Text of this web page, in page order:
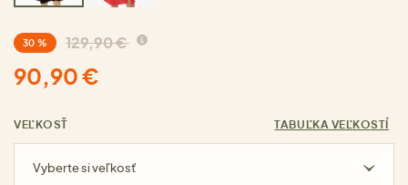
30 % 129,90 €
90,90 €
VEĽKOSŤ TABUĽKA VEĽKOSTÍ
Vyberte si veľkosť